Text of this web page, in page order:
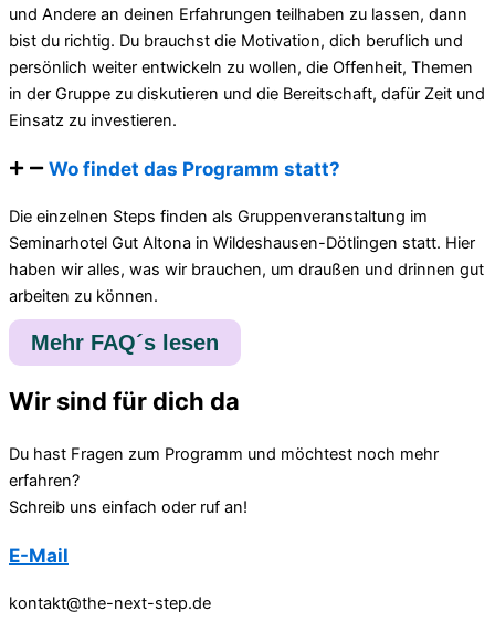
und Andere an deinen Erfahrungen teilhaben zu lassen, dann
bist du richtig. Du brauchst die Motivation, dich beruflich und
persönlich weiter entwickeln zu wollen, die Offenheit, Themen
in der Gruppe zu diskutieren und die Bereitschaft, dafür Zeit und
Einsatz zu investieren.
Wo findet das Programm statt?
Die einzelnen Steps finden als Gruppenveranstaltung im
Seminarhotel Gut Altona in Wildeshausen-Dötlingen statt. Hier
haben wir alles, was wir brauchen, um draußen und drinnen gut
arbeiten zu können.
Mehr FAQ´s lesen
Wir sind für dich da
Du hast Fragen zum Programm und möchtest noch mehr
erfahren?
Schreib uns einfach oder ruf an!
E-Mail
kontakt@the-next-step.de